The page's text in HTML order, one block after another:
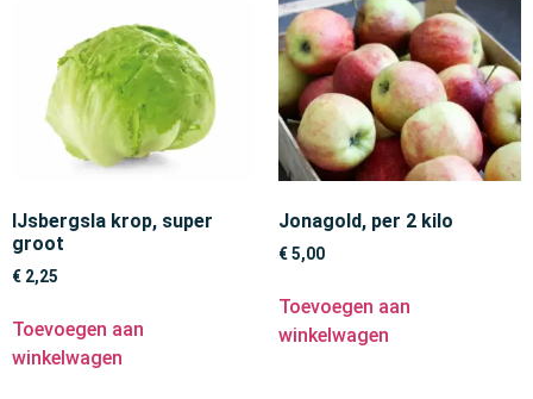
IJsbergsla krop, super
groot
€ 2,25
Toevoegen aan
winkelwagen
Jonagold, per 2 kilo
€5,00
Toevoegen aan
winkelwagen